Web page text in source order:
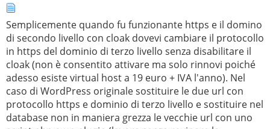
Semplicemente quando fu funzionante https e il domino
di secondo livello con cloak dovevi cambiare il protocollo
in https del dominio di terzo livello senza disabilitare il
cloak (non è consentito attivare ma solo rinnovi poiché
adesso esiste virtual host a 19 euro + IVA l'anno). Nel
caso di WordPress originale sostituire le due url con
protocollo https e dominio di terzo livello e sostituire nel
database non in maniera grezza le vecchie url con uno